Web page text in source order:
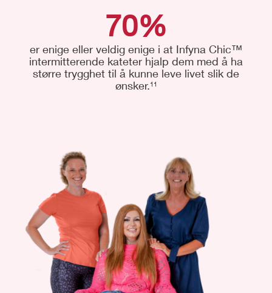
70%
er enige eller veldig enige i at Infyna Chic™
intermitterende kateter hjalp dem med å ha
større trygghet til å kunne leve livet slik de
ønsker.11